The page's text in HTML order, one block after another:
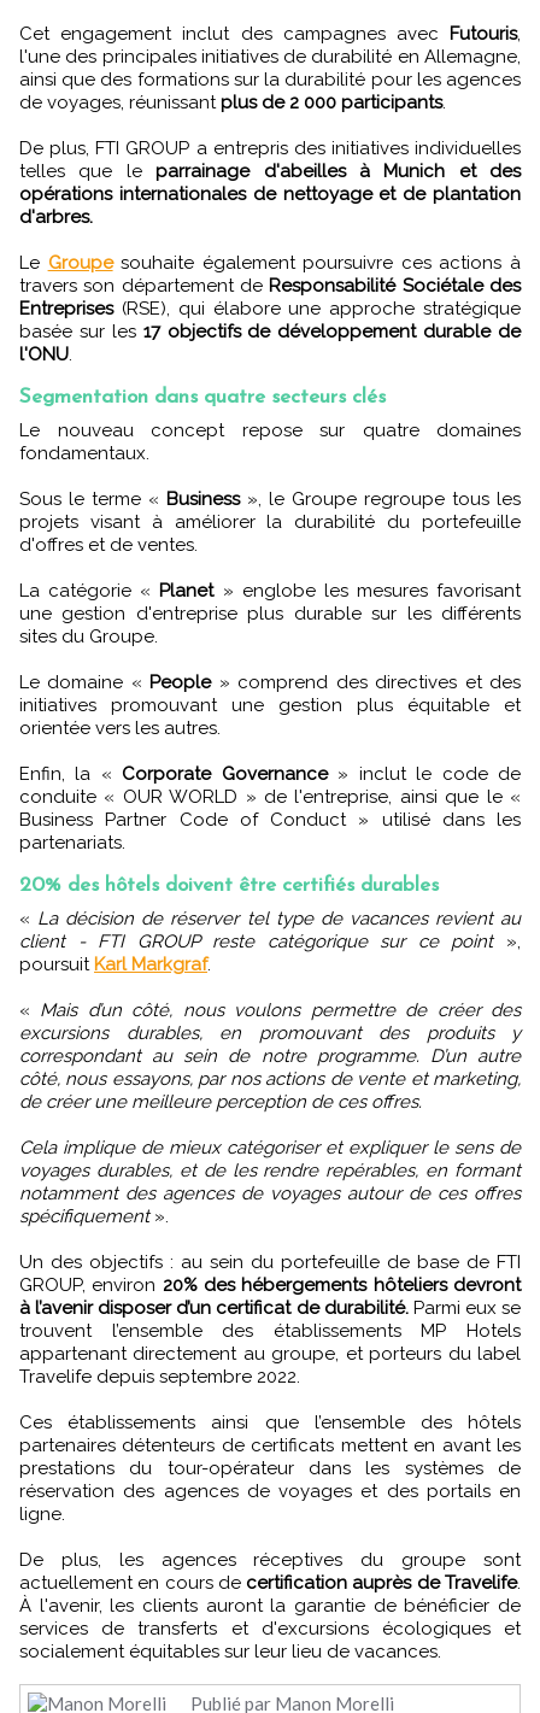
Cet engagement inclut des campagnes avec Futouris,
l'une des principales initiatives de durabilité en Allemagne,
ainsi que des formations sur la durabilité pour les agences
de voyages, réunissant plus de 2 000 participants.
De plus, FTI GROUP a entrepris des initiatives individuelles
telles que leparrainage d'abeilles à Munich et des
opérations internationales de nettoyage et de plantation
d'arbres.
Le Groupesouhaite également poursuivre ces actions à
travers son département de Responsabilité Sociétale des
Entreprises(RSE), qui élabore une approche stratégique
basée sur les 17 objectifs de développement durable de
l'ONU
Segmentation dans quatre secteurs clés
Le nouveau concept repose sur quatre domaines
fondamentaux.
Sous le terme « Business», le Groupe regroupe tous les
projets visant à améliorer la durabilité du portefeuille
d'offres et de ventes.
La catégorie « Planet» englobe les mesures favorisant
une gestion d'entreprise plus durable sur les différents
sites du Groupe.
Le domaine « People» comprend des directives et des
initiatives promouvant une gestion plus équitable et
orientée vers les autres.
Enfin, la « Corporate Governance» inclut le code de
conduite « OUR WORLD » de l'entreprise, ainsi que le «
Business Partner Code of Conduct » utilisé dans les
partenariats.
20% des hôtels doivent être certifiés durables
« La décision de réserver tel type de vacances revient au
client - FTI GROUP reste catégorique sur ce point »,
poursuit Karl Markgraf.
« Mais d’un côté, nous voulons permettre de créer des
excursions durables, en promouvant des produits y
correspondant au sein de notre programme. D’un autre
côté, nous essayons, par nos actions de vente et marketing,
de créer une meilleure perception de ces offres.
Cela implique de mieux catégoriser et expliquer le sens de
voyages durables, et de les rendre repérables, en formant
notamment des agences de voyages autour de ces offres
spécifiquement».
Un des objectifs : au sein du portefeuille de base de FTI
GROUP, environ 20% des hébergements hôteliers devront
à l’avenir disposer d’un certificat de durabilité.Parmi eux se
trouvent l’ensemble des établissements MP Hotels
appartenant directement au groupe, et porteurs du label
Travelife depuis septembre 2022.
Ces établissements ainsi que l’ensemble des hôtels
partenaires détenteurs de certificats mettent en avant les
prestations du tour-opérateur dans les systèmes de
réservation des agences de voyages et des portails en
ligne.
De plus, les agences réceptives du groupe sont
actuellement en cours de certification auprès de Travelife.
À l'avenir, les clients auront la garantie de bénéficier de
services de transferts et d'excursions écologiques et
socialement équitables sur leur lieu de vacances.
Publié par Manon Morelli